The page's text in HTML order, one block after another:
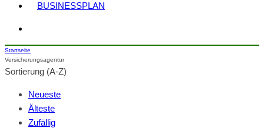
BUSINESSPLAN
Startseite
Versicherungsagentur
Sortierung (A-Z)
Neueste
Älteste
Zufällig